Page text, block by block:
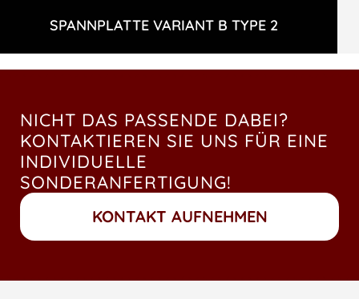
SPANNPLATTE VARIANT B TYPE 2
NICHT DAS PASSENDE DABEI?
KONTAKTIEREN SIE UNS FÜR EINE
INDIVIDUELLE
SONDERANFERTIGUNG!
KONTAKT AUFNEHMEN